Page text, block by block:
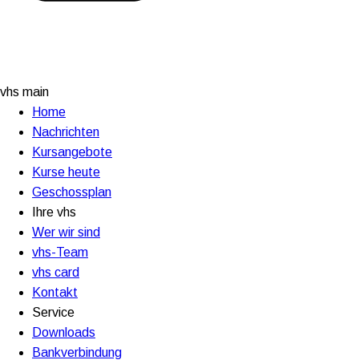
vhs main
Home
Nachrichten
Kursangebote
Kurse heute
Geschossplan
Ihre vhs
Wer wir sind
vhs-Team
vhs card
Kontakt
Service
Downloads
Bankverbindung